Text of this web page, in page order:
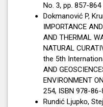
No. 3, pp. 857-864
Dokmanović P,
IMPORTANCE
AND THERMAL
NATURAL
the 5th
AND
ENVIRONMENT
254, ISBN 978-
Rundić Ljupko,